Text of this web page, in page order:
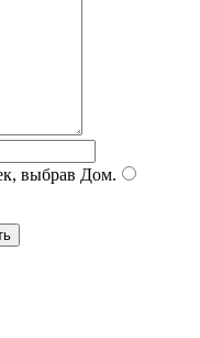
выбрав Дом.